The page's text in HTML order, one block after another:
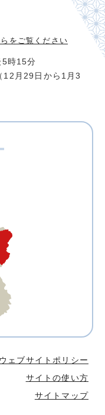
をご覧ください
5時15分
12月29日から1月3
ウェブサイトポリシー
サイトの使い方
サイトマップ